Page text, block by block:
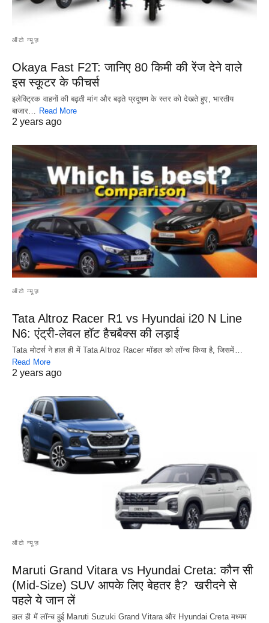
ऑटो न्यूज़
Okaya Fast F2T: जानिए 80 किमी की रेंज देने वाले
इस स्कूटर के फीचर्स
इलेक्ट्रिक वाहनों की बढ़ती मांग और बढ़ते प्रदूषण के स्तर को देखते हुए, भारतीय
बाजार… Read More
2 years ago
ऑटो न्यूज़
Tata Altroz Racer R1 vs Hyundai i20 N Line
N6: एंट्री-लेवल हॉट हैचबैक्स की लड़ाई
Tata मोटर्स ने हाल ही में Tata Altroz Racer मॉडल को लॉन्च किया है, जिसमें…
Read More
2 years ago
ऑटो न्यूज़
Maruti Grand Vitara vs Hyundai Creta: कौन सी
(Mid-Size) SUV आपके लिए बेहतर है? खरीदने से
पहले ये जान लें
हाल ही में लॉन्च हुई Maruti Suzuki Grand Vitara और Hyundai Creta मध्यम